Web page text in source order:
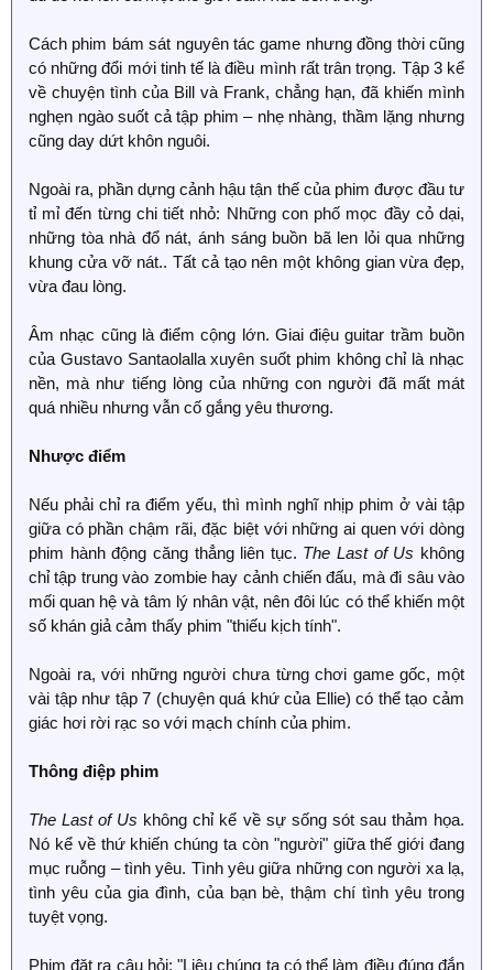
Cách phim bám sát nguyên tác game nhưng đồng thời cũng
có những đổi mới tinh tế là điều mình rất trân trọng. Tập 3 kể
về chuyện tình của Bill và Frank, chẳng hạn, đã khiến mình
nghẹn ngào suốt cả tập phim – nhẹ nhàng, thầm lặng nhưng
cũng day dứt khôn nguôi.
Ngoài ra, phần dựng cảnh hậu tận thế của phim được đầu tư
tỉ mỉ đến từng chi tiết nhỏ: Những con phố mọc đầy cỏ dại,
những tòa nhà đổ nát, ánh sáng buồn bã len lỏi qua những
khung cửa vỡ nát.. Tất cả tạo nên một không gian vừa đẹp,
vừa đau lòng.
Âm nhạc cũng là điểm cộng lớn. Giai điệu guitar trầm buồn
của Gustavo Santaolalla xuyên suốt phim không chỉ là nhạc
nền, mà như tiếng lòng của những con người đã mất mát
quá nhiều nhưng vẫn cố gắng yêu thương.
Nhược điểm
Nếu phải chỉ ra điểm yếu, thì mình nghĩ nhịp phim ở vài tập
giữa có phần chậm rãi, đặc biệt với những ai quen với dòng
phim hành động căng thẳng liên tục. The Last of Us không
chỉ tập trung vào zombie hay cảnh chiến đấu, mà đi sâu vào
mối quan hệ và tâm lý nhân vật, nên đôi lúc có thể khiến một
số khán giả cảm thấy phim "thiếu kịch tính".
Ngoài ra, với những người chưa từng chơi game gốc, một
vài tập như tập 7 (chuyện quá khứ của Ellie) có thể tạo cảm
giác hơi rời rạc so với mạch chính của phim.
Thông điệp phim
The Last of Us không chỉ kể về sự sống sót sau thảm họa.
Nó kể về thứ khiến chúng ta còn "người" giữa thế giới đang
mục ruỗng – tình yêu. Tình yêu giữa những con người xa lạ,
tình yêu của gia đình, của bạn bè, thậm chí tình yêu trong
tuyệt vọng.
Phim đặt ra câu hỏi: "Liệu chúng ta có thể làm điều đúng đắn